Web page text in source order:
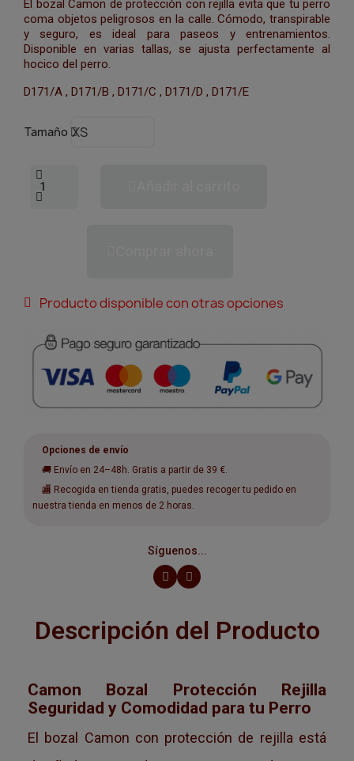
El bozal Camon de protección con rejilla evita que tu perro
coma objetos peligrosos en la calle. Cómodo, transpirable
y seguro, es ideal para paseos y entrenamientos.
Disponible en varias tallas, se ajusta perfectamente al
hocico del perro.
D171/A , D171/B , D171/C , D171/D , D171/E
Tamaño
Producto disponible con otras opciones
Opciones de envío
🚚 Envío en 24–48h. Gratis a partir de 39 €.
🏬 Recogida en tienda gratis, puedes recoger tu pedido en
nuestra tienda en menos de 2 horas.
Síguenos...
Descripción del Producto
Camon Bozal Protección Rejilla
Seguridad y Comodidad para tu Perro
El bozal Camon con protección de rejilla está